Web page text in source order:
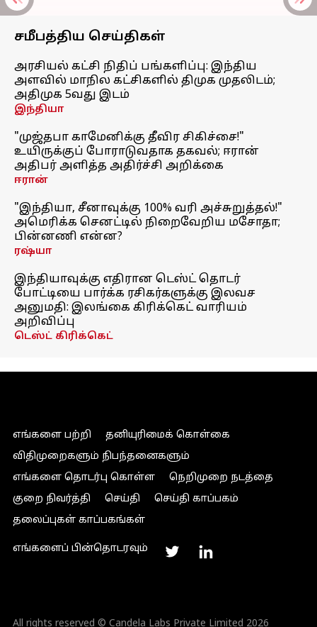
சமீபத்திய செய்திகள்
அரசியல் கட்சி நிதிப் பங்களிப்பு: இந்திய
அளவில் மாநில கட்சிகளில் திமுக முதலிடம்;
அதிமுக 5வது இடம்
இந்தியா
"முஜ்தபா காமேனிக்கு தீவிர சிகிச்சை!"
உயிருக்குப் போராடுவதாக தகவல்; ஈரான்
அதிபர் அளித்த அதிர்ச்சி அறிக்கை
ஈரான்
"இந்தியா, சீனாவுக்கு 100% வரி அச்சுறுத்தல்!"
அமெரிக்க செனட்டில் நிறைவேறிய மசோதா;
பின்னணி என்ன?
ரஷ்யா
இந்தியாவுக்கு எதிரான டெஸ்ட் தொடர்
போட்டியை பார்க்க ரசிகர்களுக்கு இலவச
அனுமதி: இலங்கை கிரிக்கெட் வாரியம்
அறிவிப்பு
டெஸ்ட் கிரிக்கெட்
எங்களை பற்றி
தனியுரிமைக் கொள்கை
விதிமுறைகளும் நிபந்தனைகளும்
எங்களை தொடர்பு கொள்ள
நெறிமுறை நடத்தை
குறை நிவர்த்தி
செய்தி
செய்தி காப்பகம்
தலைப்புகள் காப்பகங்கள்
எங்களைப் பின்தொடரவும்
All rights reserved © Candela Labs Private Limited 2026